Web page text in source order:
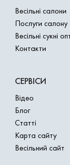
Весільні салони
Послуги салону
Весільні сукні
Контакти
СЕРВІСИ
Відео
Блог
Статті
Карта сайту
Весільний сайт